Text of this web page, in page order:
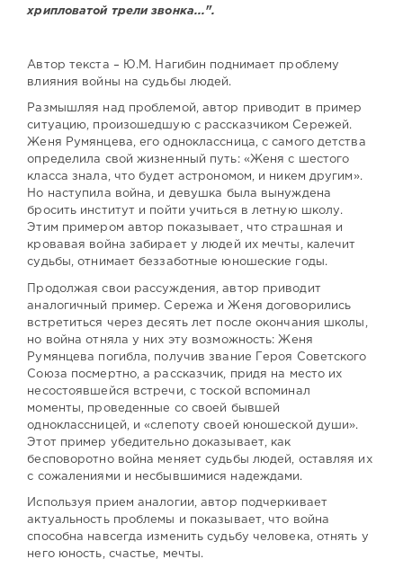
хрипловатой трели звонка...".
Автор текста – Ю.М. Нагибин поднимает проблему
влияния войны на судьбы людей.
Размышляя над проблемой, автор приводит в пример
ситуацию, произошедшую с рассказчиком Сережей.
Женя Румянцева, его одноклассница, с самого детства
определила свой жизненный путь: «Женя с шестого
класса знала, что будет астрономом, и никем другим».
Но наступила война, и девушка была вынуждена
бросить институт и пойти учиться в летную школу.
Этим примером автор показывает, что страшная и
кровавая война забирает у людей их мечты, калечит
судьбы, отнимает беззаботные юношеские годы.
Продолжая свои рассуждения, автор приводит
аналогичный пример. Сережа и Женя договорились
встретиться через десять лет после окончания школы,
но война отняла у них эту возможность: Женя
Румянцева погибла, получив звание Героя Советского
Союза посмертно, а рассказчик, придя на место их
несостоявшейся встречи, с тоской вспоминал
моменты, проведенные со своей бывшей
одноклассницей, и «слепоту своей юношеской души».
Этот пример убедительно доказывает, как
бесповоротно война меняет судьбы людей, оставляя их
с сожалениями и несбывшимися надеждами.
Используя прием аналогии, автор подчеркивает
актуальность проблемы и показывает, что война
способна навсегда изменить судьбу человека, отнять у
него юность, счастье, мечты.